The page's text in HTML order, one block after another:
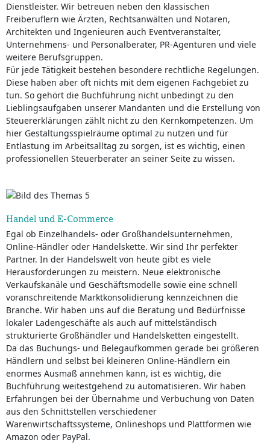
Dienstleister. Wir betreuen neben den klassischen
Freiberuflern wie Ärzten, Rechtsanwälten und Notaren,
Architekten und Ingenieuren auch Eventveranstalter,
Unternehmens- und Personalberater, PR-Agenturen und viele
weitere Berufsgruppen.
Für jede Tätigkeit bestehen besondere rechtliche Regelungen.
Diese haben aber oft nichts mit dem eigenen Fachgebiet zu
tun. So gehört die Buchführung nicht unbedingt zu den
Lieblingsaufgaben unserer Mandanten und die Erstellung von
Steuererklärungen zählt nicht zu den Kernkompetenzen. Um
hier Gestaltungsspielräume optimal zu nutzen und für
Entlastung im Arbeitsalltag zu sorgen, ist es wichtig, einen
professionellen Steuerberater an seiner Seite zu wissen.
Handel und E-Commerce
Egal ob Einzelhandels- oder Großhandelsunternehmen,
Online-Händler oder Handelskette. Wir sind Ihr perfekter
Partner. In der Handelswelt von heute gibt es viele
Herausforderungen zu meistern. Neue elektronische
Verkaufskanäle und Geschäftsmodelle sowie eine schnell
voranschreitende Marktkonsolidierung kennzeichnen die
Branche. Wir haben uns auf die Beratung und Bedürfnisse
lokaler Ladengeschäfte als auch auf mittelständisch
strukturierte Großhändler und Handelsketten eingestellt.
Da das Buchungs- und Belegaufkommen gerade bei größeren
Händlern und selbst bei kleineren Online-Händlern ein
enormes Ausmaß annehmen kann, ist es wichtig, die
Buchführung weitestgehend zu automatisieren. Wir haben
Erfahrungen bei der Übernahme und Verbuchung von Daten
aus den Schnittstellen verschiedener
Warenwirtschaftssysteme, Onlineshops und Plattformen wie
Amazon oder PayPal.